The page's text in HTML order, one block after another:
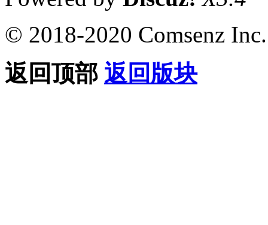
© 2018-2020 Comsenz Inc.
返回顶部 返回版块